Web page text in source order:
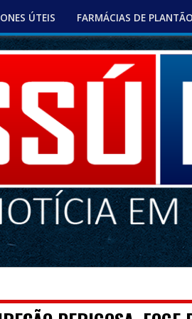
ÚTEIS FARMÁCIAS DE PLANTÃO